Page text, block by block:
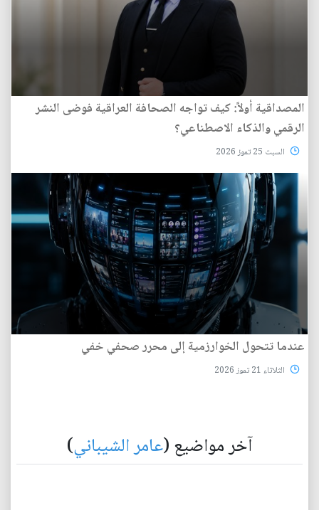
المصداقية أولاً: كيف تواجه الصحافة العراقية فوضى النشر
الرقمي والذكاء الاصطناعي؟
السبت 25 تموز 2026
عندما تتحول الخوارزمية إلى محرر صحفي خفي
الثلاثاء 21 تموز 2026
آخر مواضيع (عامر الشيباني)